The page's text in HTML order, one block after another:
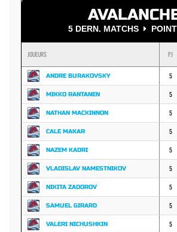
5 DERN. MATCHS
JOUEURS PJ
ANDRE BURAKOVSKY 5
MIKKO RANTANEN 5
NATHAN MACKINNON 5
CALE MAKAR 5
NAZEM KADRI 5
VLADISLAV NAMESTNIKOV 5
NIKITA ZADOROV 5
SAMUEL GIRARD 5
VALERI NICHUSHKIN 5